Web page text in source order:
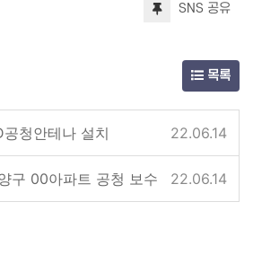
SNS 공유
목록
청안테나 설치 22.06.14
구 00아파트 공청 보수 22.06.14